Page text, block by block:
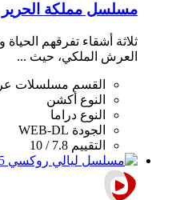
مسلسل مملكة الحرير 2025 HD
ثلاثة أشقاء تفرقهم
العرش الملكي، حيث ...
القسم مسلسلات
النوع أكشن
النوع دراما
الجودة WEB-DL
التقييم 7.8 / 10